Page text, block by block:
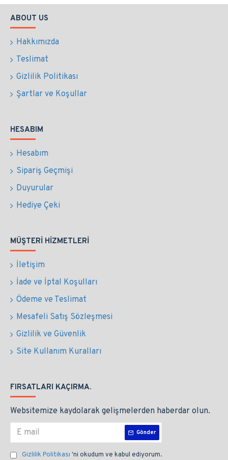
ABOUT US
Hakkımızda
Teslimat
Gizlilik Politikası
Şartlar ve Koşullar
HESABIM
Hesabım
Sipariş Geçmişi
Duyurular
Hediye Çeki
MÜŞTERI HIZMETLERI
İletişim
İade ve İptal Koşulları
Ödeme ve Teslimat
Mesafeli Satış Sözleşmesi
Gizlilik ve Güvenlik
Site Kullanım Kuralları
FIRSATLARI KAÇIRMA.
Websitemize kaydolarak gelişmelerden haberdar olun.
Gönder
Gizlilik Politikası 'ni okudum ve kabul ediyorum.